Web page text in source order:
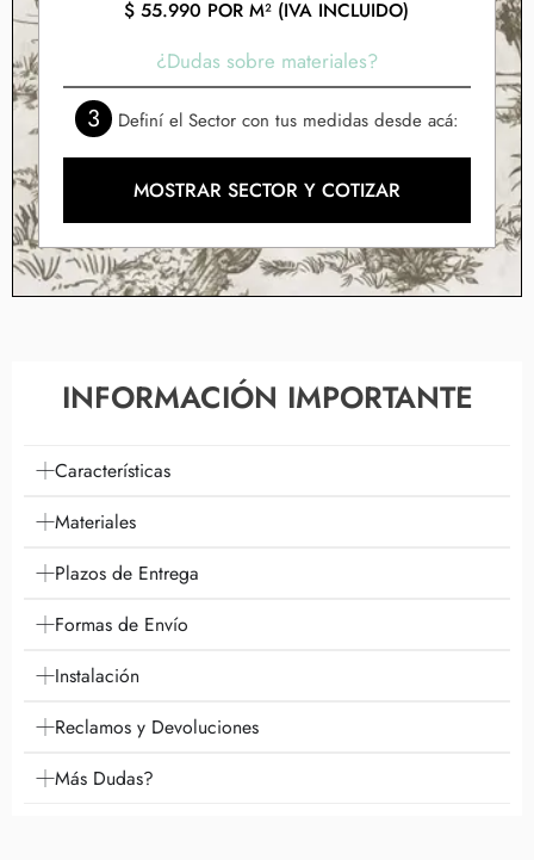
$ 55.990 POR M² (IVA INCLUIDO)
¿Dudas sobre materiales?
3 Definí el Sector con tus medidas desde acá:
MOSTRAR SECTOR Y COTIZAR
INFORMACIÓN IMPORTANTE
Características
Materiales
Plazos de Entrega
Formas de Envío
Instalación
Reclamos y Devoluciones
Más Dudas?